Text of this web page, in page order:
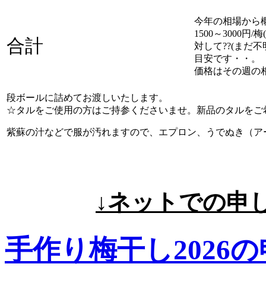
合計
今年の相場から
1500～3000円/梅(
対して??(まだ
目安です・・。
価格はその週の
段ボールに詰めてお渡しいたします。
☆タルをご使用の方はご持参くださいませ。新品のタルを
紫蘇の汁などで服が汚れますので、エプロン、うでぬき（
↓ネットでの申
手作り梅干し2026